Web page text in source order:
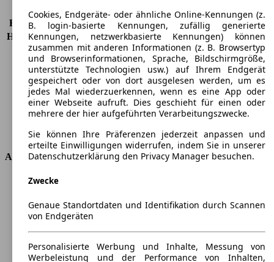
KW (PS)
420 kW (571 PS)
Beschleunigung (0-100 km/h) 5,2s
Höchstgeschwindigkeit (km/h) 250 km/h
Anzahl der Gänge
8
Drehmoment
850 nm
Hubraum
6749 ccm
Kraftstoff
Benzin
Zylinder
12
Getriebe
Automatik
Antriebsart
Allrad permanent
Abmessungen
Länge
Breite
2100 mm
Radstand
Maximalgewicht
Max. Zuladung
-
Cookies, Endgeräte- oder ähnliche Online-Kennungen (z.
B. login-basierte Kennungen, zufällig generierte
Kennungen, netzwerkbasierte Kennungen) können
zusammen mit anderen Informationen (z. B. Browsertyp
und Browserinformationen, Sprache, Bildschirmgröße,
unterstützte Technologien usw.) auf Ihrem Endgerät
gespeichert oder von dort ausgelesen werden, um es
jedes Mal wiederzuerkennen, wenn es eine App oder
einer Webseite aufruft. Dies geschieht für einen oder
mehrere der hier aufgeführten Verarbeitungszwecke.
Sie können Ihre Präferenzen jederzeit anpassen und
erteilte Einwilligungen widerrufen, indem Sie in unserer
Datenschutzerklärung den Privacy Manager besuchen.
Zwecke
Genaue Standortdaten und Identifikation durch Scannen
von Endgeräten
Personalisierte Werbung und Inhalte, Messung von
Werbeleistung und der Performance von Inhalten,